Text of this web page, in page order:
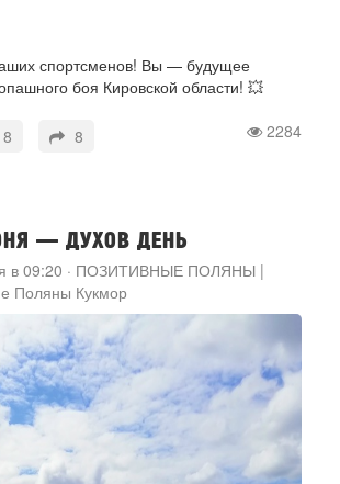
спортсменов! Вы — будущее
боя Кировской области! 💥
2284
8 8
— ДУХОВ ДЕНЬ
в 09:20 · ПОЗИТИВНЫЕ ПОЛЯНЫ |
Поляны Кукмор